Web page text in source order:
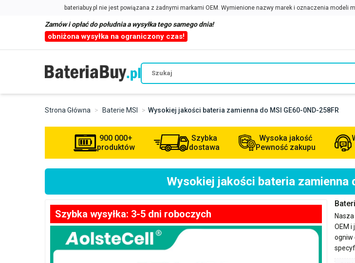
Zamów i opłać do południa a wysyłka tego samego dnia!
obniżona wysyłka na ograniczony czas!
Strona Główna Baterie MSI Wysokiej jakości bateria zamienna do MSI GE60-0ND-258FR
900 000+
produktów
Szybka
dostawa
Wysoka jakość
Pewność zakupu
Wysokiej jakości bateria zamienna
Szybka wysyłka: 3-5 dni roboczych
OEM
ogniw